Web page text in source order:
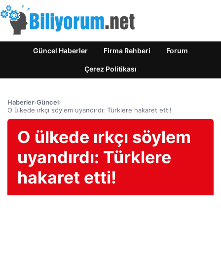
Güncel Haberler Firma Rehberi Forum
Çerez Politikası
Haberler›Güncel›
O ülkede ırkçı söylem uyandırdı: Türklere hakaret etti!
O ülkede ırkçı söylem
uyandırdı: Türklere
hakaret etti!